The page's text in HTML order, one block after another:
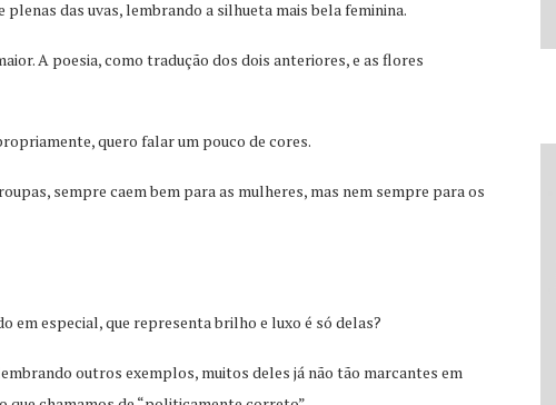
das uvas, lembrando a silhueta mais bela feminina.
A poesia, como tradução dos dois anteriores, e as flores
quero falar um pouco de cores.
sempre caem bem para as mulheres, mas nem sempre para os
em especial, que representa brilho e luxo é só delas?
outros exemplos, muitos deles já não tão marcantes em